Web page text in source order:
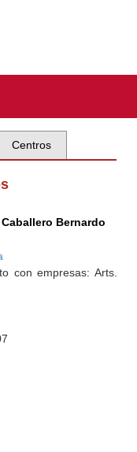
Centros
Bernardo
con empresas: Arts.